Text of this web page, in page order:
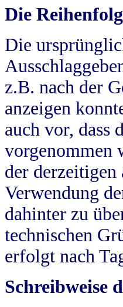
Die
Die
z.B. nach der
anzeigen
auch vor, dass
vorgenommen
der
Verwendung
dahinter zu
technischen
erfolgt nach
Schreibweise